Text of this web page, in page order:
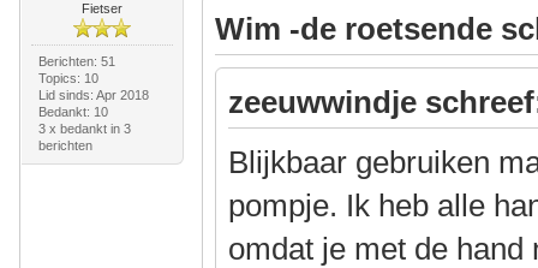
Fietser
Berichten: 51
Topics: 10
Lid sinds: Apr 2018
Bedankt: 10
3 x bedankt in 3
berichten
Wim -de roetsende
zeeuwwindje
Blijkbaar gebruiken
pompje. Ik heb alle
omdat je met de hand